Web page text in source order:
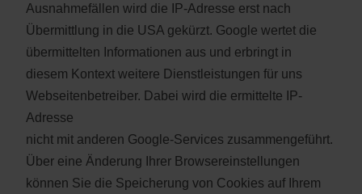
Ausnahmefällen wird die IP-Adresse erst nach
Übermittlung in die USA gekürzt. Google wertet die
übermittelten Informationen aus und erbringt in
diesem Kontext weitere Dienstleistungen für uns
Webseitenbetreiber. Dabei wird die ermittelte IP-
Adresse
nicht mit anderen Google-Services zusammengeführt.
Über eine Änderung Ihrer Browsereinstellungen
können Sie die Speicherung von Cookies auf Ihrem